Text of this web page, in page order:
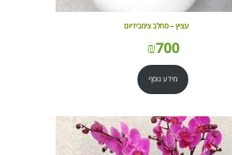
עציץ – סחלב צימבידיום
₪700
מידע נוסף